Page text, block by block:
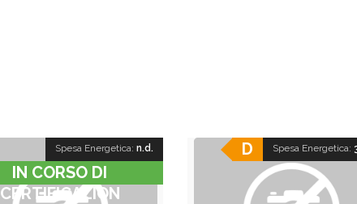
Spesa Energetica: n.d.
IN CORSO DI
CERTIFICAZION
Spesa Energetica:
D